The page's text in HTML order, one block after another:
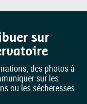
sur
des photos à
sur les
ou les sécheresses